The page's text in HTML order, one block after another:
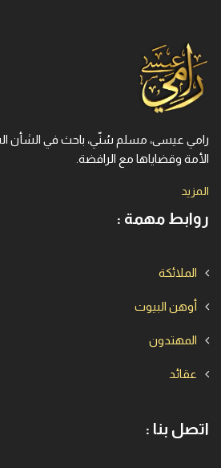
رامي عيسى، مسلم سُنّي، باحث في الشأن
الأمة وقضاياها مع الرافضة.
المزيد
روابط مهمة :
الملائكة
أوهن البيوت
المهتدون
عقائد
اتصل بنا :